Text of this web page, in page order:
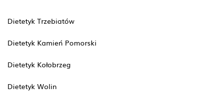
Dietetyk Trzebiatów
Dietetyk Kamień Pomorski
Dietetyk Kołobrzeg
Dietetyk Wolin